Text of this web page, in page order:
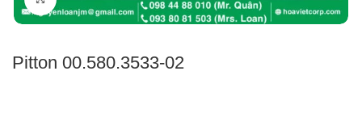
Pitton 00.580.3533-02